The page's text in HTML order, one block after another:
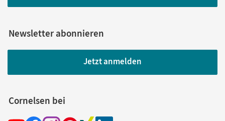
Newsletter abonnieren
Jetzt anmelden
Cornelsen bei